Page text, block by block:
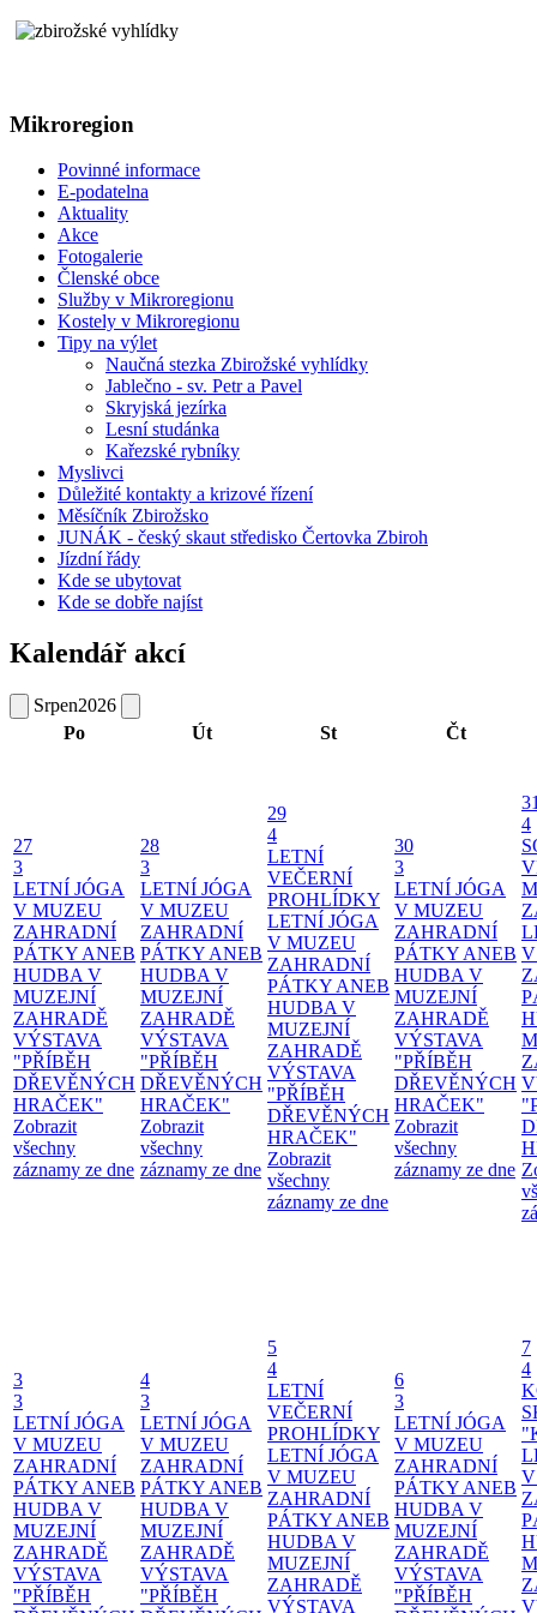
Mikroregion
Povinné informace
E-podatelna
Aktuality
Akce
Fotogalerie
Členské obce
Služby v Mikroregionu
Kostely v Mikroregionu
Tipy na výlet
Naučná stezka Zbirožské vyhlídky
Jablečno - sv. Petr a Pavel
Skryjská jezírka
Lesní studánka
Kařezské rybníky
Myslivci
Důležité kontakty a krizové řízení
Měsíčník Zbirožsko
JUNÁK - český skaut středisko Čertovka Zbiroh
Jízdní řády
Kde se ubytovat
Kde se dobře najíst
Kalendář akcí
Srpen2026
Po
Út St Čt
27
3
LETNÍ JÓGA
V MUZEU
ZAHRADNÍ
PÁTKY ANEB
HUDBA V
MUZEJNÍ
ZAHRADĚ
VÝSTAVA
"PŘÍBĚH
DŘEVĚNÝCH
HRAČEK"
Zobrazit
všechny
záznamy ze dne
28
3
LETNÍ JÓGA
V MUZEU
ZAHRADNÍ
PÁTKY ANEB
HUDBA V
MUZEJNÍ
ZAHRADĚ
VÝSTAVA
"PŘÍBĚH
DŘEVĚNÝCH
HRAČEK"
Zobrazit
všechny
záznamy ze dne
29
4
LETNÍ
VEČERNÍ
PROHLÍDKY
LETNÍ JÓGA
V MUZEU
ZAHRADNÍ
PÁTKY ANEB
HUDBA V
MUZEJNÍ
ZAHRADĚ
VÝSTAVA
"PŘÍBĚH
DŘEVĚNÝCH
HRAČEK"
Zobrazit
všechny
záznamy ze dne
30
3
LETNÍ JÓGA
V MUZEU
ZAHRADNÍ
PÁTKY ANEB
HUDBA V
MUZEJNÍ
ZAHRADĚ
VÝSTAVA
"PŘÍBĚH
DŘEVĚNÝCH
HRAČEK"
Zobrazit
všechny
záznamy ze dne
4
3
3
LETNÍ JÓGA
V MUZEU
ZAHRADNÍ
PÁTKY ANEB
HUDBA V
MUZEJNÍ
ZAHRADĚ
VÝSTAVA
"PŘÍBĚH
4
3
LETNÍ JÓGA
V MUZEU
ZAHRADNÍ
PÁTKY ANEB
HUDBA V
MUZEJNÍ
ZAHRADĚ
VÝSTAVA
"PŘÍBĚH
5
4
LETNÍ
VEČERNÍ
PROHLÍDKY
LETNÍ JÓGA
V MUZEU
ZAHRADNÍ
PÁTKY ANEB
HUDBA V
MUZEJNÍ
ZAHRADĚ
VÝSTAVA
6
3
LETNÍ JÓGA
V MUZEU
ZAHRADNÍ
PÁTKY ANEB
HUDBA V
MUZEJNÍ
ZAHRADĚ
VÝSTAVA
"PŘÍBĚH
7
4